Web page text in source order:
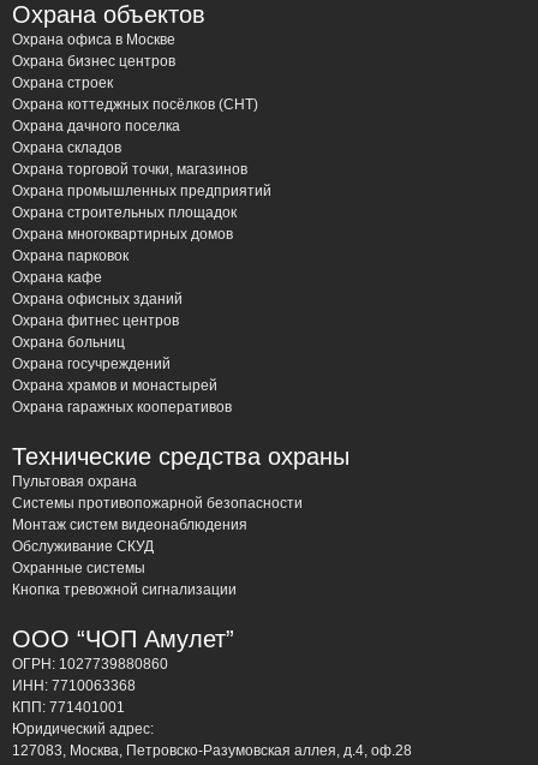
Охрана объектов
Охрана офиса в Москве
Охрана бизнес центров
Охрана строек
Охрана коттеджных посёлков (СНТ)
Охрана дачного поселка
Охрана складов
Охрана торговой точки, магазинов
Охрана промышленных предприятий
Охрана строительных площадок
Охрана многоквартирных домов
Охрана парковок
Охрана кафе
Охрана офисных зданий
Охрана фитнес центров
Охрана больниц
Охрана госучреждений
Охрана храмов и монастырей
Охрана гаражных кооперативов
Технические средства охраны
Пультовая охрана
Системы противопожарной безопасности
Монтаж систем видеонаблюдения
Обслуживание СКУД
Охранные системы
Кнопка тревожной сигнализации
ООО “ЧОП Амулет”
ОГРН: 1027739880860
ИНН: 7710063368
КПП: 771401001
Юридический адрес:
127083, Москва, Петровско-Разумовская аллея, д.4, оф.28